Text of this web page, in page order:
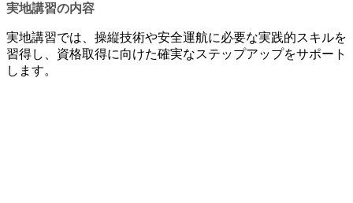
実地講習の内容
実地講習では、操縦技術や安全運航に必要な実践的スキルを
習得し、資格取得に向けた確実なステップアップをサポート
します。